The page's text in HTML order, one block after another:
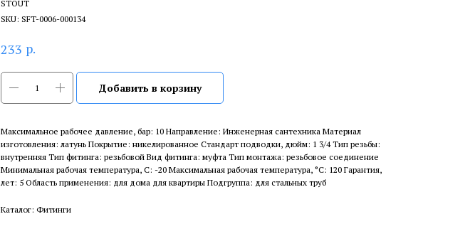
STOUT
SKU: SFT-0006-000134
233 р.
Добавить в корзину
Максимальное рабочее давление, бар: 10 Направление: Инженерная сантехника Материал
изготовления: латунь Покрытие: никелированное Стандарт подводки, дюйм: 1 3/4 Тип резьбы:
внутренняя Тип фитинга: резьбовой Вид фитинга: муфта Тип монтажа: резьбовое соединение
Минимальная рабочая температура, С: -20 Максимальная рабочая температура, °С: 120 Гарантия,
лет: 5 Область применения: для дома для квартиры Подгруппа: для стальных труб
Каталог: Фитинги